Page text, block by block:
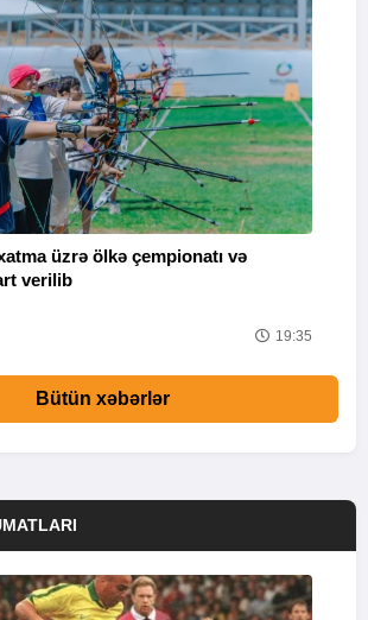
üzrə ölkə çempionatı və
verilib
19:35
Bütün xəbərlər